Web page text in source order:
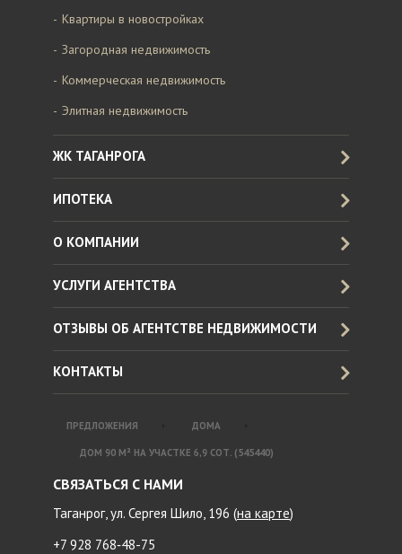
Квартиры в новостройках
Загородная недвижимость
Коммерческая недвижимость
Элитная недвижимость
ЖК ТАГАНРОГА
ИПОТЕКА
О КОМПАНИИ
УСЛУГИ АГЕНТСТВА
ОТЗЫВЫ ОБ АГЕНТСТВЕ НЕДВИЖИМОСТИ
КОНТАКТЫ
ПРЕДЛОЖЕНИЯ ДОМА
ДОМ 90 М² НА УЧАСТКЕ 6,9 СОТ. (545440)
СВЯЗАТЬСЯ С НАМИ
Таганрог, ул. Сергея Шило, 196 (на карте)
+7 928 768‑48-75